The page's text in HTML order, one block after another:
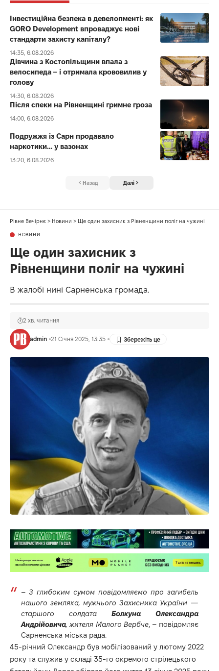
Інвестиційна безпека в девелопменті: як
GORO Development впроваджує нові
стандарти захисту капіталу?
14:35, 6.08.2026
Дівчина з Костопільщини впала з
велосипеда – і отримала крововилив у
голову
14:30, 6.08.2026
Після спеки на Рівненщині гримне гроза
14:00, 6.08.2026
Подружжя із Сарн продавало
наркотики… у вазонах
13:20, 6.08.2026
Назад Далі
Рівне Вечірнє > Новини > Ще один захисник з Рівненщини поліг на чужині
НОВИНИ
Ще один захисник з
Рівненщини поліг на чужині
В жалобі нині Сарненська громада.
admin 21 Січня 2025, 13:35
2 хв. читання
– З глибоким сумом повідомляємо про загибель
нашого земляка, мужнього Захисника України —
старшого солдата Болкуна
Олександра
Андрійовича, жителя Малого Вербче, – повідомляє
Сарненська міська рада.
45-річний Олександр був мобілізований у лютому 2022
року та служив у складі 35-го окремого стрілецького